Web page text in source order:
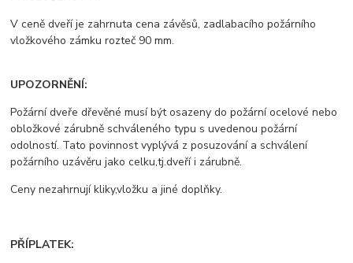
V ceně dveří je zahrnuta cena závěsů, zadlabacího požárního
vložkového zámku rozteč 90 mm.
UPOZORNĚNÍ:
Požární dveře dřevěné musí být osazeny do požární ocelové nebo
obložkové zárubně schváleného typu s uvedenou požární
odolností. Tato povinnost vyplývá z posuzování a schválení
požárního uzávěru jako celku,tj.dveří i zárubně.
Ceny nezahrnují kliky,vložku a jiné doplňky.
PŘÍPLATEK: